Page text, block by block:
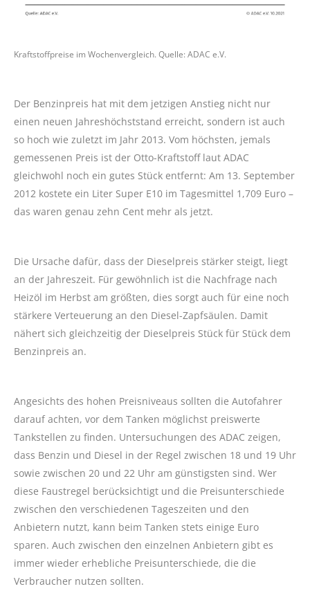
Kraftstoffpreise im Wochenvergleich. Quelle: ADAC e.V.
Der Benzinpreis hat mit dem jetzigen Anstieg nicht nur
einen neuen Jahreshöchststand erreicht, sondern ist auch
so hoch wie zuletzt im Jahr 2013. Vom höchsten, jemals
gemessenen Preis ist der Otto-Kraftstoff laut ADAC
gleichwohl noch ein gutes Stück entfernt: Am 13. September
2012 kostete ein Liter Super E10 im Tagesmittel 1,709 Euro –
das waren genau zehn Cent mehr als jetzt.
Die Ursache dafür, dass der Dieselpreis stärker steigt, liegt
an der Jahreszeit. Für gewöhnlich ist die Nachfrage nach
Heizöl im Herbst am größten, dies sorgt auch für eine noch
stärkere Verteuerung an den Diesel-Zapfsäulen. Damit
nähert sich gleichzeitig der Dieselpreis Stück für Stück dem
Benzinpreis an.
Angesichts des hohen Preisniveaus sollten die Autofahrer
darauf achten, vor dem Tanken möglichst preiswerte
Tankstellen zu finden. Untersuchungen des ADAC zeigen,
dass Benzin und Diesel in der Regel zwischen 18 und 19 Uhr
sowie zwischen 20 und 22 Uhr am günstigsten sind. Wer
diese Faustregel berücksichtigt und die Preisunterschiede
zwischen den verschiedenen Tageszeiten und den
Anbietern nutzt, kann beim Tanken stets einige Euro
sparen. Auch zwischen den einzelnen Anbietern gibt es
immer wieder erhebliche Preisunterschiede, die die
Verbraucher nutzen sollten.